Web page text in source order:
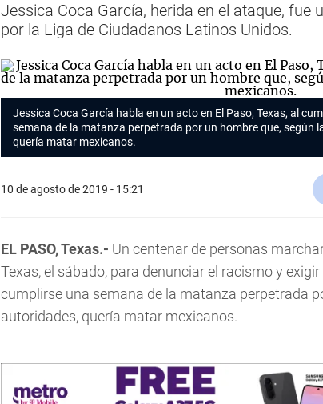
Jessica Coca García, herida en el ataque,
por la Liga de Ciudadanos Latinos Unidos.
Jessica Coca García habla en un acto en El Paso, Texas, al
semana de la matanza perpetrada por un hombre que, según
quería matar mexicanos.
10 de agosto de 2019 - 15:21
EL PASO, Texas.- Un centenar de personas
Texas, el sábado, para denunciar el racismo y
cumplirse una semana de la matanza perpetrada
autoridades, quería matar mexicanos.